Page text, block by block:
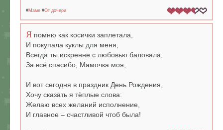
#Маме #От дочери
Я помню как косички заплетала,
И покупала куклы для меня,
Всегда ты искренне с любовью баловала,
За всё спасибо, Мамочка моя,
И вот сегодня в праздник День Рождения,
Хочу сказать я тёплые слова:
Желаю всех желаний исполнение,
И главное – счастливой чтоб была!